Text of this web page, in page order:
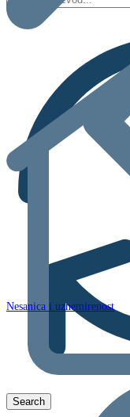
Nesanica i uznemirenost